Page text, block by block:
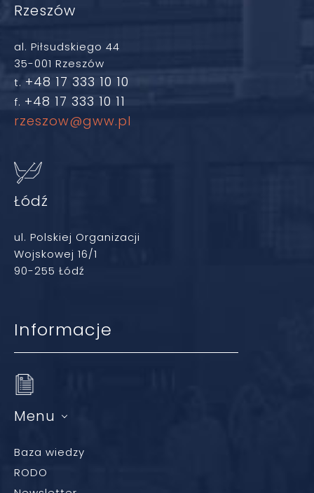
Rzeszów
al. Piłsudskiego 44
35-001 Rzeszów
t. +48 17 333 10 10
f. +48 17 333 10 11
rzeszow@gww.pl
Łódź
ul. Polskiej Organizacji
Wojskowej 16/1
90-255 Łódź
Informacje
Menu
Baza wiedzy
RODO